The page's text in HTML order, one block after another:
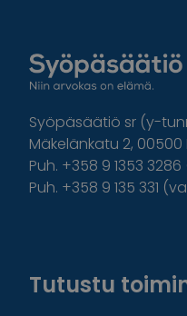
Syöpäsäätiö sr (y-
Mäkelänkatu 2, 00500
Puh. +358 9 1353
Puh. +358 9 135 331
Tutustu